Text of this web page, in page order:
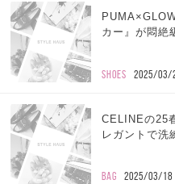
カー』が悶絶
SHOES 2025/03/
CELINEの25
レガントで洗
BAG 2025/03/18